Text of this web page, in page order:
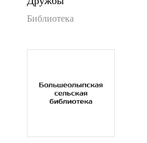
Библиотека